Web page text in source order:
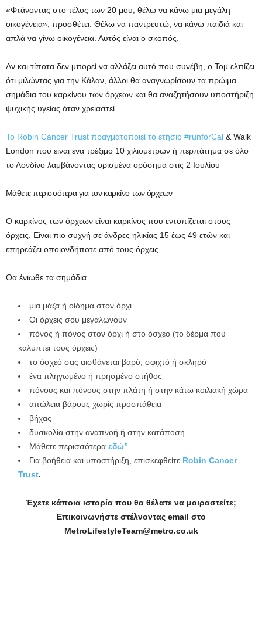
«Φτάνοντας στο τέλος των 20 μου, θέλω να κάνω μια μεγάλη
οικογένεια», προσθέτει. Θέλω να παντρευτώ, να κάνω παιδιά και
απλά να γίνω οικογένεια. Αυτός είναι ο σκοπός.
Αν και τίποτα δεν μπορεί να αλλάξει αυτό που συνέβη, ο Τομ ελπίζει
ότι μιλώντας για την Κάλαν, άλλοι θα αναγνωρίσουν τα πρώιμα
σημάδια του καρκίνου των όρχεων και θα αναζητήσουν υποστήριξη
ψυχικής υγείας όταν χρειαστεί.
Το Robin Cancer Trust πραγματοποιεί το ετήσιο #runforCal & Walk
London που είναι ένα τρέξιμο 10 χιλιομέτρων ή περπάτημα σε όλο
το Λονδίνο λαμβάνοντας ορισμένα ορόσημα στις 2 Ιουλίου
Μάθετε περισσότερα για τον καρκίνο των όρχεων
Ο καρκίνος των όρχεων είναι καρκίνος που εντοπίζεται στους
όρχεις. Είναι πιο συχνή σε άνδρες ηλικίας 15 έως 49 ετών και
επηρεάζει οποιονδήποτε από τους όρχεις.
Θα ένιωθε τα σημάδια.
μια μάζα ή οίδημα στον όρχι
Οι όρχεις σου μεγαλώνουν
πόνος ή πόνος στον όρχι ή στο όσχεο (το δέρμα που
καλύπτει τους όρχεις)
το όσχεό σας αισθάνεται βαρύ, σφιχτό ή σκληρό
ένα πληγωμένο ή πρησμένο στήθος
πόνους και πόνους στην πλάτη ή στην κάτω κοιλιακή χώρα
απώλεια βάρους χωρίς προσπάθεια
βήχας
δυσκολία στην αναπνοή ή στην κατάποση
Μάθετε περισσότερα εδώ”
Για βοήθεια και υποστήριξη, επισκεφθείτε Robin Cancer
Trust.
Έχετε κάποια ιστορία που θα θέλατε να μοιραστείτε;
Επικοινωνήστε στέλνοντας email στο
MetroLifestyleTeam@metro.co.uk